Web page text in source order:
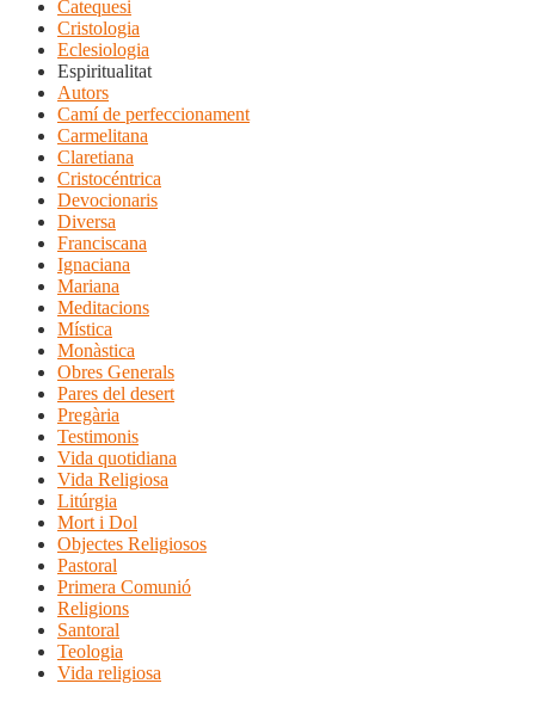
Catequesi
Cristologia
Eclesiologia
Espiritualitat
Autors
Camí de perfeccionament
Carmelitana
Claretiana
Cristocéntrica
Devocionaris
Diversa
Franciscana
Ignaciana
Mariana
Meditacions
Mística
Monàstica
Obres Generals
Pares del desert
Pregària
Testimonis
Vida quotidiana
Vida Religiosa
Litúrgia
Mort i Dol
Objectes Religiosos
Pastoral
Primera Comunió
Religions
Santoral
Teologia
Vida religiosa